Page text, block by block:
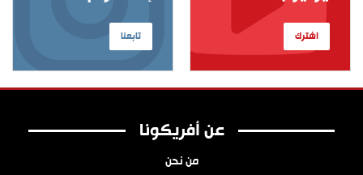
تابعنا اشترك
عن أفريكونا
من نحن